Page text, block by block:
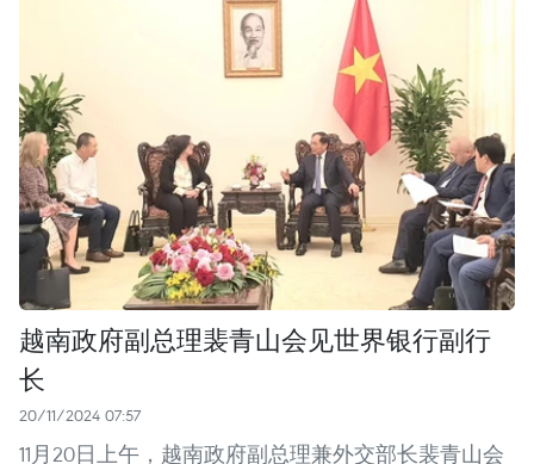
越南政府副总理裴青山会见世界银行副行
长
20/11/2024 07:57
11月20日上午，越南政府副总理兼外交部长裴青山会